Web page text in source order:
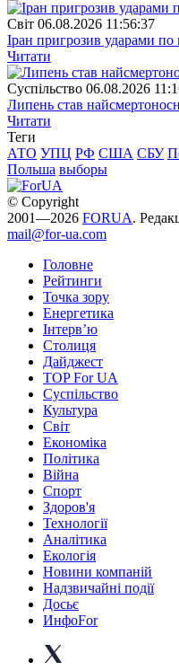
Свiт 06.08.2026 11:56:37
Іран пригрозив ударами по
Читати
Суспiльство 06.08.2026
Липень став
Читати
Теги
АТО УПЦ РФ США СБУ
Польша выборы
© Copyright
2001—2026 FORUA.
mail@for-ua.com
Головне
Рейтинги
Точка зору
Енергетика
Інтерв’ю
Столиця
Дайджест
TOP For UA
Суспiльство
Культура
Світ
Економіка
Політика
Війна
Спорт
Здоров'я
Технології
Аналітика
Екологія
Новини компаній
Надзвичайні події
Досьє
ИнфоFor